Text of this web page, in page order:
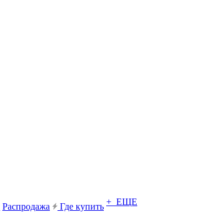
Распродажа Где купить + ЕЩЕ